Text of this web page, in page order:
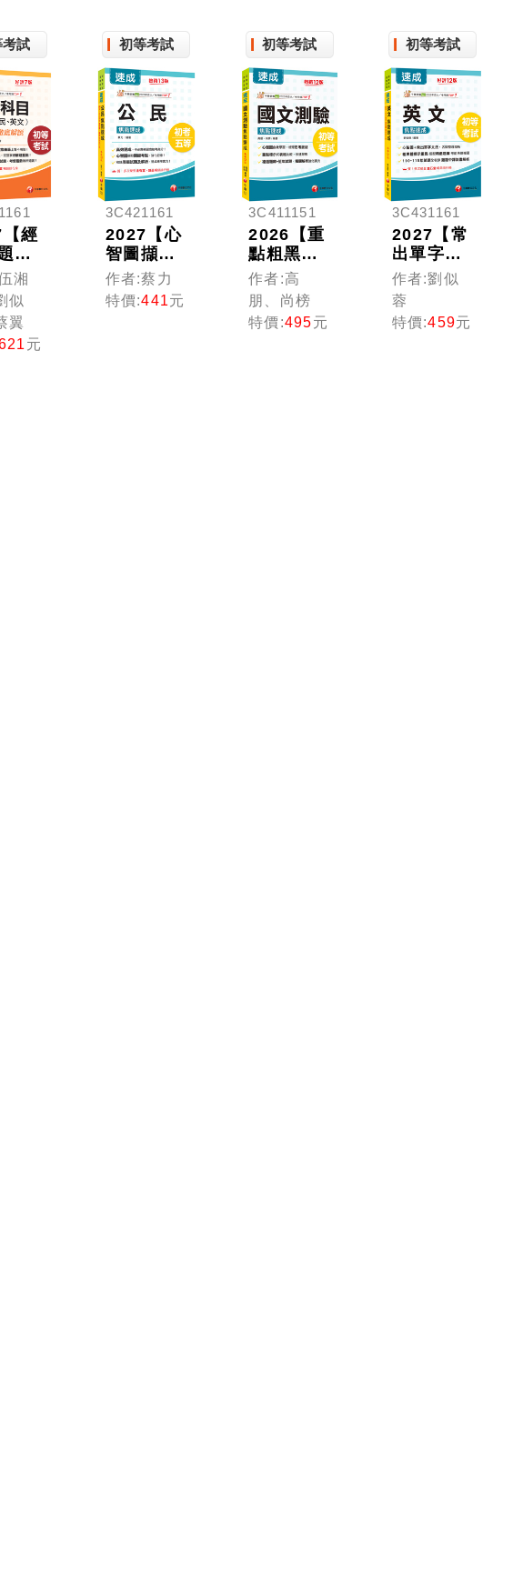
考試
經
逐
】
目
公
文)
題
湘
似
翼
元
初等考試
3C421161
2027【心
智圖擷取
關鍵考
點】公民
焦點速成
作者:蔡力
特價:441元
初等考試
3C411151
2026【重
點粗黑標
示+表格比
較】國文-
測驗焦點
速成[十二
作者:高
朋、尚榜
特價:495元
初等考試
3C431161
2027【常
出單字文
法剖析】
英文焦點
速成［十
二版］
作者:劉似
蓉
特價:459元